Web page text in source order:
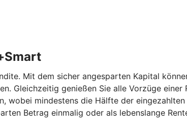
Mit dem sicher angesparten Kapital
Gleichzeitig genießen Sie alle Vorzüge einer
wobei mindestens die Hälfte der
Betrag einmalig oder als lebenslange